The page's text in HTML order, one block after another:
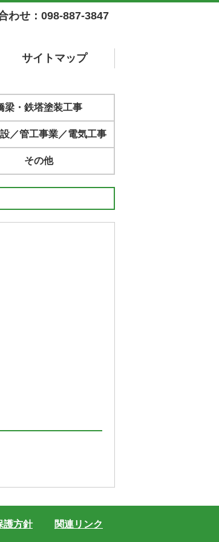
わせ：098-887-3847
サイト マップ
梁・鉄塔塗装工事
／管工事業／電気工事
その他
護方針 関連リンク